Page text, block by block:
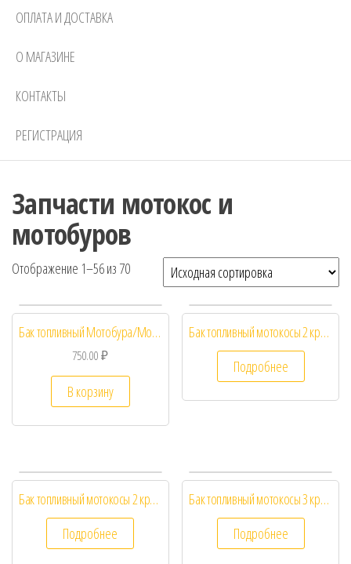
ОПЛАТА И ДОСТАВКА
О МАГАЗИНЕ
КОНТАКТЫ
РЕГИСТРАЦИЯ
Запчасти мотокос и
мотобуров
Отображение 1–56 из 70
Бак топливный Мотобура/Мотокосы 2 крепления
750.00₽
В корзину
Бак топливный мотокосы 2 крепления
Подробнее
Бак топливный мотокосы 2 крепления
Подробнее
Бак топливный мотокосы 3 крепления
Подробнее